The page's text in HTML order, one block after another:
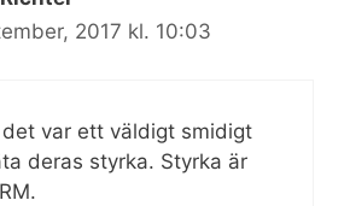
2017 kl. 10:03
var ett väldigt smidigt
deras styrka. Styrka är